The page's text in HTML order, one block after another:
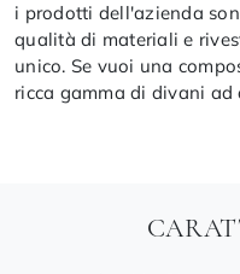
i prodotti dell'azienda
qualità di materiali e
unico. Se vuoi una
ricca gamma di divani